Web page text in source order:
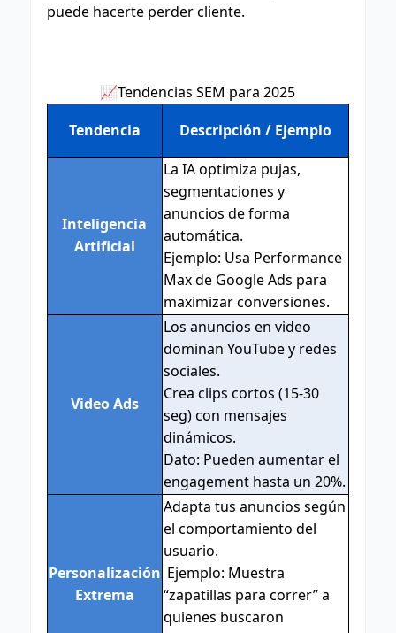
puede hacerte perder cliente.
📈Tendencias SEM para 2025
Tendencia
Descripción / Ejemplo
Inteligencia
Artificial
La IA optimiza pujas,
segmentaciones y
anuncios de forma
automática.
Ejemplo: Usa Performance
Max de Google Ads para
maximizar conversiones.
Video Ads
Los anuncios en video
dominan YouTube y redes
sociales.
Crea clips cortos (15-30
seg) con mensajes
dinámicos.
Dato: Pueden aumentar el
engagement hasta un 20%.
Personalización
Extrema
Adapta tus anuncios según
el comportamiento del
usuario.
Ejemplo: Muestra
“zapatillas para correr” a
quienes buscaron